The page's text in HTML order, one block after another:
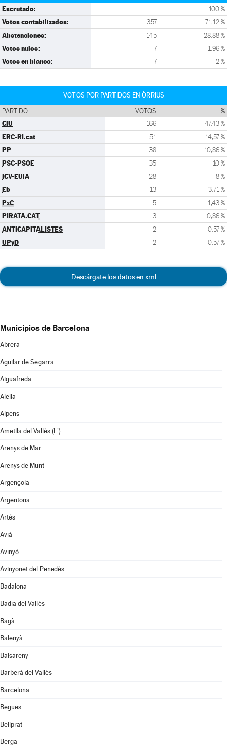
Escrutado: 100 %
Votos contabilizados: 357 71,12 %
Abstenciones: 145 28,88 %
Votos nulos: 7 1,96 %
Votos en blanco: 7 2 %
VOTOS POR PARTIDOS EN ÒRRIUS
PARTIDO VOTOS %
CiU 166 47,43 %
ERC-RI.cat 51 14,57 %
PP 38 10,86 %
PSC-PSOE 35 10 %
ICV-EUiA 28 8 %
Eb 13 3,71 %
PxC 5 1,43 %
PIRATA.CAT 3 0,86 %
ANTICAPITALISTES 2 0,57 %
UPyD 2 0,57 %
Descárgate los datos en xml
Municipios de Barcelona
Abrera
Aguilar de Segarra
Aiguafreda
Alella
Alpens
Ametlla del Vallès (L')
Arenys de Mar
Arenys de Munt
Argençola
Argentona
Artés
Avià
Avinyó
Avinyonet del Penedès
Badalona
Badia del Vallès
Bagà
Balenyà
Balsareny
Barberà del Vallès
Barcelona
Begues
Bellprat
Berga